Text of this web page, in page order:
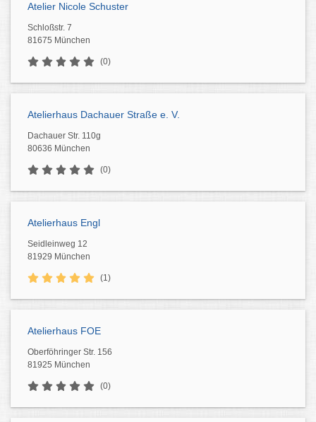
Atelier Nicole Schuster
Schloßstr. 7
81675 München
(0)
Atelierhaus Dachauer Straße e. V.
Dachauer Str. 110g
80636 München
(0)
Atelierhaus Engl
Seidleinweg 12
81929 München
(1)
Atelierhaus FOE
Oberföhringer Str. 156
81925 München
(0)